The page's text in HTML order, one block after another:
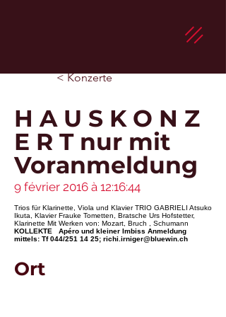
< Konzerte
H A U S K O N Z
E R T nur mit
Voranmeldung
9 février 2016 à 12:16:44
Trios für Klarinette, Viola und Klavier TRIO GABRIELI Atsuko
Ikuta, Klavier Frauke Tometten, Bratsche Urs Hofstetter,
Klarinette Mit Werken von: Mozart, Bruch , Schumann
KOLLEKTE Apéro und kleiner Imbiss Anmeldung
mittels: Tf 044/251 14 25; richi.irniger@bluewin.ch
Ort